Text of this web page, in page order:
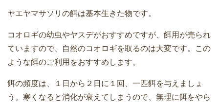
ヤエヤマサソリの餌は基本生きた物です。
コオロギの幼虫やヤスデがおすすめですが、餌用が売られ
ていますので、自然のコオロギを取るのは大変です。この
ような餌のご利用をおすすめします。
餌の頻度は、１日から２日に１回、一匹餌を与えましょ
う。寒くなると消化が衰えてしまうので、無理に餌をやら